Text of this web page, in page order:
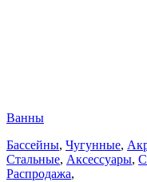
Ванны
Бассейны, Чугунные,
Стальные, Аксессуары,
Распродажа,